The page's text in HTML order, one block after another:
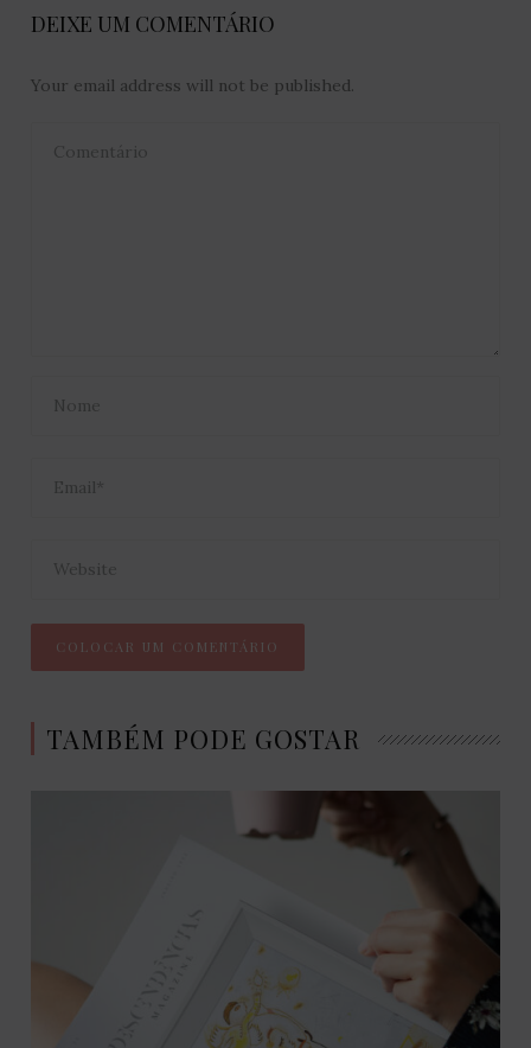
DEIXE UM COMENTÁRIO
Your email address will not be published.
TAMBÉM PODE GOSTAR